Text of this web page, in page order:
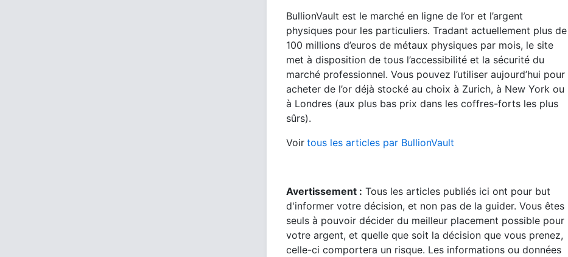
BullionVault est le marché en ligne de l’or et l’argent
physiques pour les particuliers. Tradant actuellement plus de
100 millions d’euros de métaux physiques par mois, le site
met à disposition de tous l’accessibilité et la sécurité du
marché professionnel. Vous pouvez l’utiliser aujourd’hui pour
acheter de l’or déjà stocké au choix à Zurich, à New York ou
à Londres (aux plus bas prix dans les coffres-forts les plus
sûrs).
Voir tous les articles par BullionVault
Avertissement : Tous les articles publiés ici ont pour but
d'informer votre décision, et non pas de la guider. Vous êtes
seuls à pouvoir décider du meilleur placement possible pour
votre argent, et quelle que soit la décision que vous prenez,
celle-ci comportera un risque. Les informations ou données